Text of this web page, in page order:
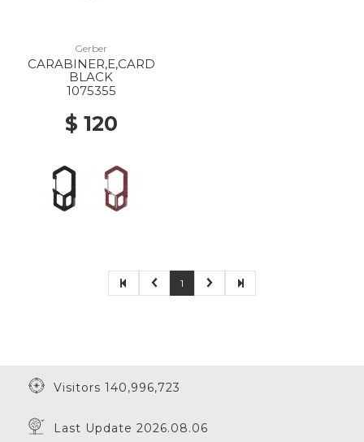
Gerber
CARABINER,E,CARD
BLACK
1075355
$ 120
1
Visitors 140,996,723
Last Update 2026.08.06